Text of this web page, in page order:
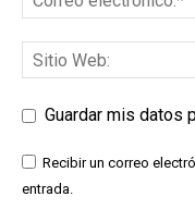
Guardar mis datos
Recibir un correo
entrada.